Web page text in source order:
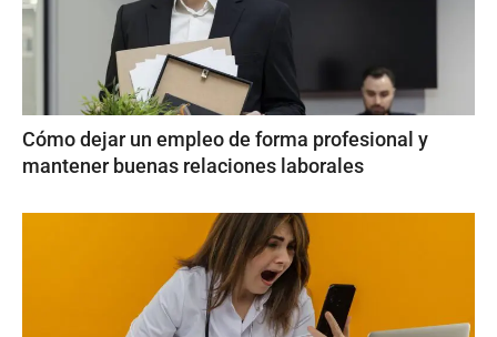
Cómo dejar un empleo de forma profesional y
mantener buenas relaciones laborales